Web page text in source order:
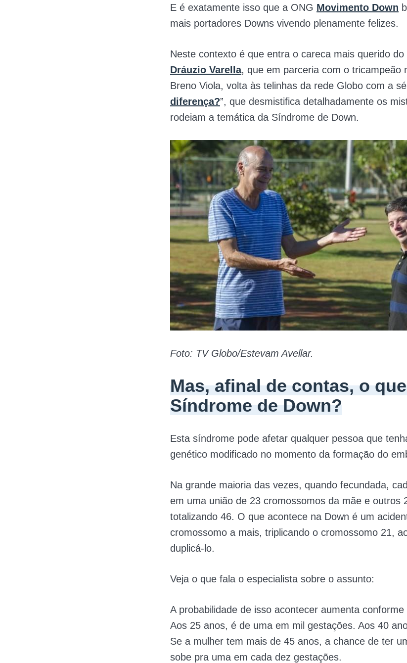
E é exatamente isso que a ONG Movimento Down
mais portadores Downs vivendo plenamente felizes.
Neste contexto é que entra o careca mais querido
Dráuzio Varella, que em parceria com o tricampeão
Breno Viola, volta às telinhas da rede Globo com a
diferença?”, que desmistifica detalhadamente os
rodeiam a temática da Síndrome de Down.
Foto: TV Globo/Estevam Avellar.
Mas, afinal de contas, o
Síndrome de Down?
Esta síndrome pode afetar qualquer pessoa que
genético modificado no momento da formação do
Na grande maioria das vezes, quando fecundada,
em uma união de 23 cromossomos da mãe e outros
totalizando 46. O que acontece na Down é um
cromossomo a mais, triplicando o cromossomo 21,
duplicá-lo.
Veja o que fala o especialista sobre o assunto:
A probabilidade de isso acontecer aumenta
Aos 25 anos, é de uma em mil gestações. Aos 40
Se a mulher tem mais de 45 anos, a chance de ter
sobe pra uma em cada dez gestações.